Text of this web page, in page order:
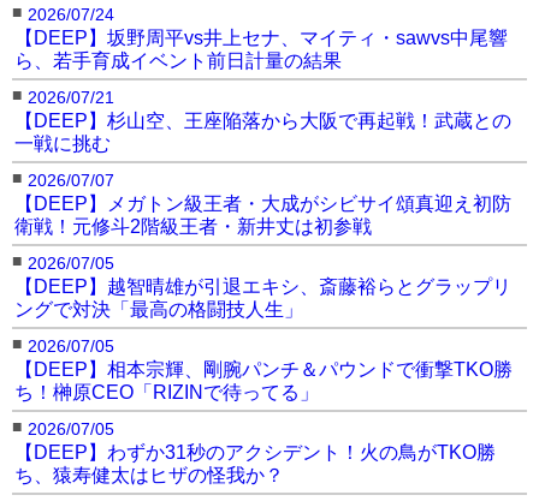
■ 2026/07/24
【DEEP】坂野周平vs井上セナ、マイティ・sawvs中尾響
ら、若手育成イベント前日計量の結果
■ 2026/07/21
【DEEP】杉山空、王座陥落から大阪で再起戦！武蔵との
一戦に挑む
■ 2026/07/07
【DEEP】メガトン級王者・大成がシビサイ頌真迎え初防
衛戦！元修斗2階級王者・新井丈は初参戦
■ 2026/07/05
【DEEP】越智晴雄が引退エキシ、斎藤裕らとグラップリ
ングで対決「最高の格闘技人生」
■ 2026/07/05
【DEEP】相本宗輝、剛腕パンチ＆パウンドで衝撃TKO勝
ち！榊原CEO「RIZINで待ってる」
■ 2026/07/05
【DEEP】わずか31秒のアクシデント！火の鳥がTKO勝
ち、猿寿健太はヒザの怪我か？